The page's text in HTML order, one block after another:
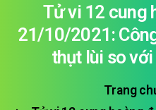
Tửvi 12 cung
21/10/2021:
thụt lùi sovới
Trang